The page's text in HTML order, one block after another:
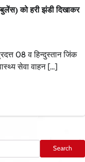
को हरी झंडी दिखाकर
08 व हिन्दुस्तान जिंक
सेवा वाहन […]
Search